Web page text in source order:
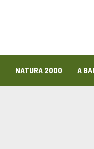
NATURA 2000 A